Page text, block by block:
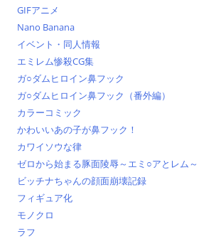
GIFアニメ
Nano Banana
イベント・同人情報
エミレム惨殺CG集
ガ○ダムヒロイン鼻フック
ガ○ダムヒロイン鼻フック（番外編）
カラーコミック
かわいいあの子が鼻フック！
カワイソウな律
ゼロから始まる豚面陵辱～エミ○アとレム～
ビッチナちゃんの顔面崩壊記録
フィギュア化
モノクロ
ラフ